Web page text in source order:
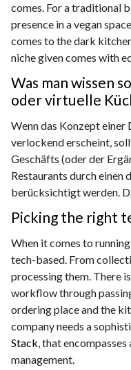
comes. For a traditional
presence in a vegan
comes to the dark
niche given comes with
Was man wissen
oder virtuelle
Wenn das Konzept
verlockend erscheint,
Geschäfts (oder der
Restaurants durch einen
berücksichtigt werden.
Picking the right
When it comes to
tech-based. From
processing them. There
workflow through
ordering place and the
company needs a
Stack, that
management.